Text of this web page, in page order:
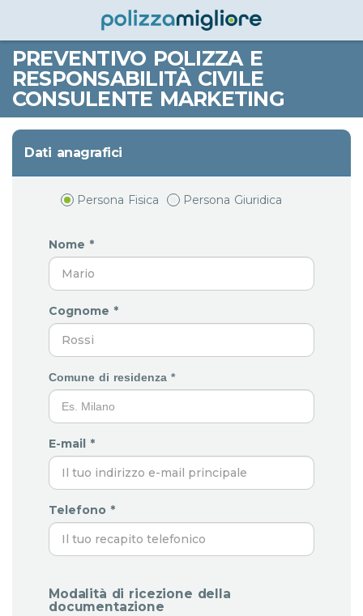
PREVENTIVO POLIZZA E
RESPONSABILITÀ CIVILE
CONSULENTE MARKETING
Dati anagrafici
Persona Fisica Persona Giuridica
Nome *
Cognome *
Comune di residenza *
E-mail *
Telefono *
Modalità di ricezione della
documentazione